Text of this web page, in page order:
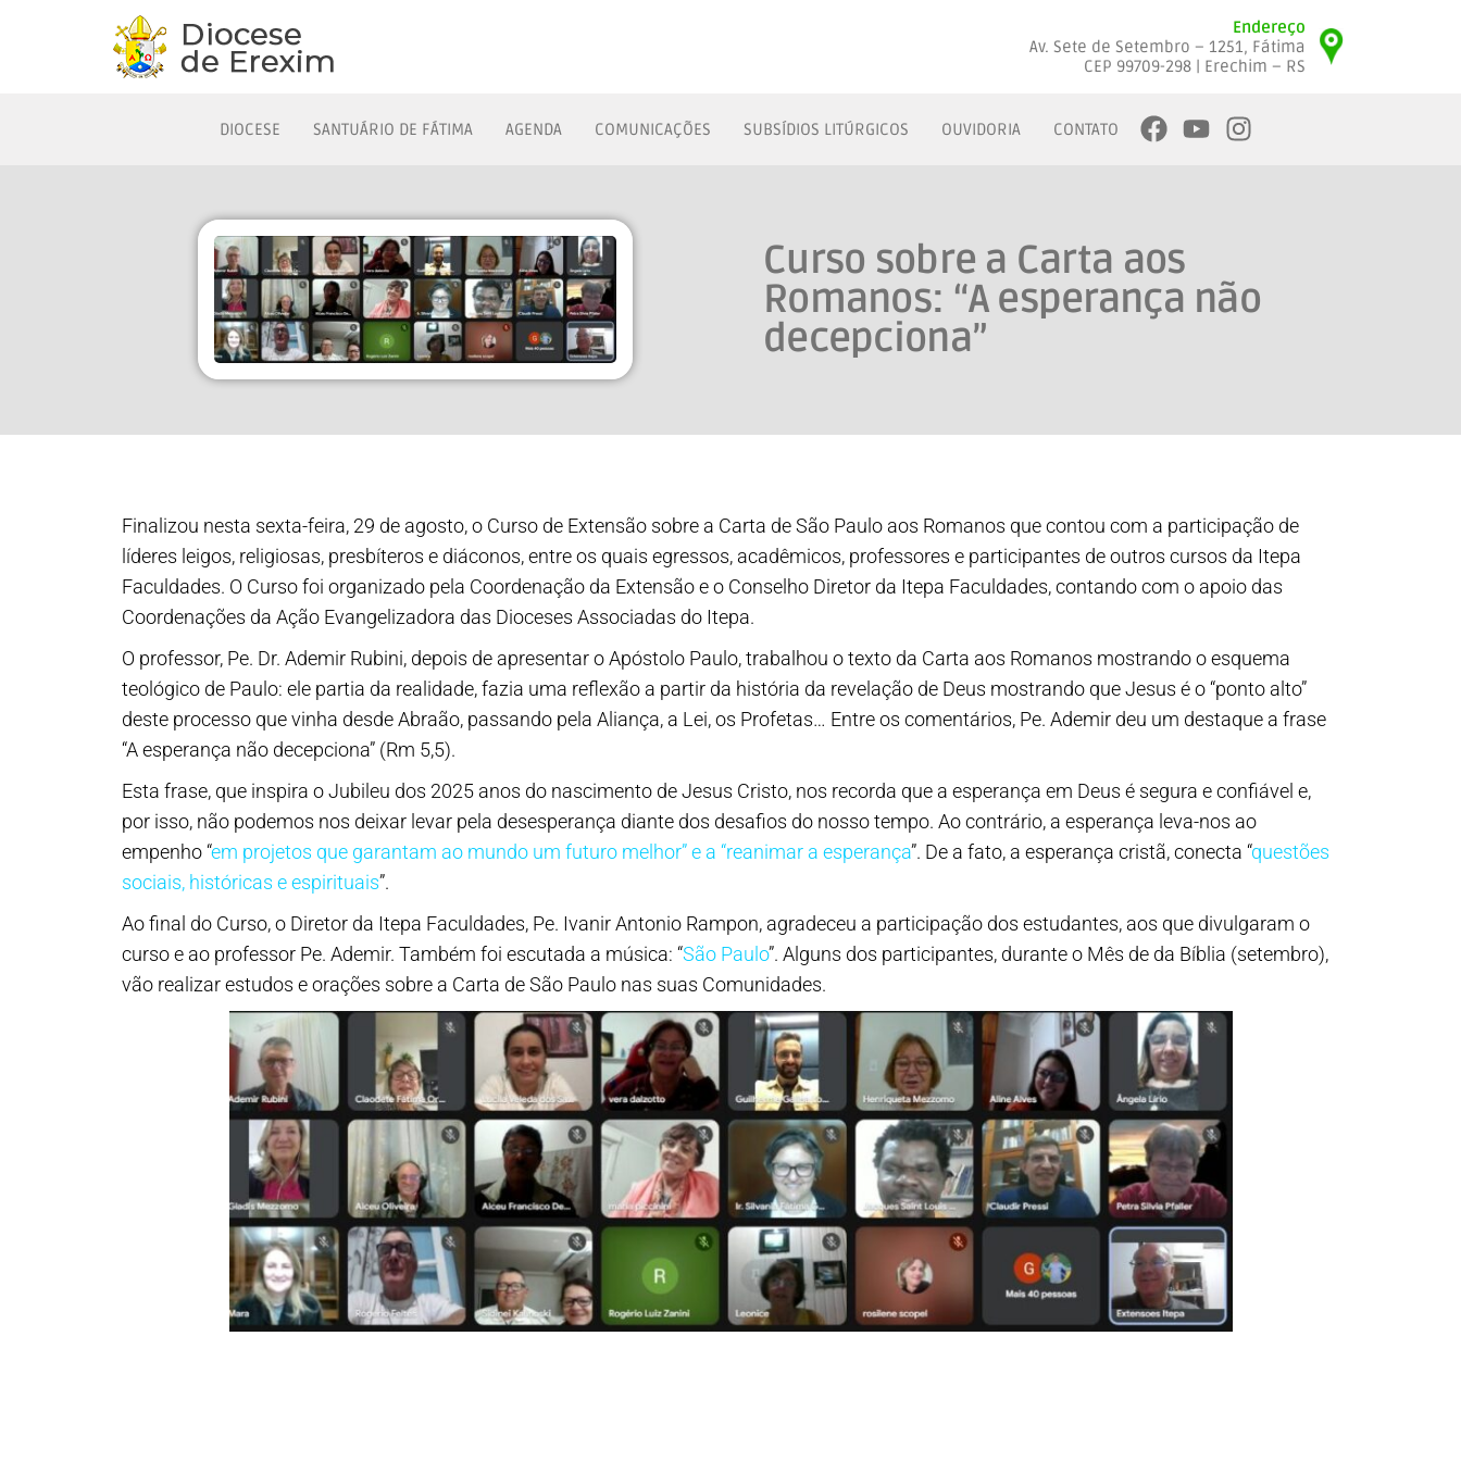
Endereço
Av. Sete de Setembro – 1251, Fátima
CEP 99709-298 | Erechim – RS
DIOCESE SANTUÁRIO DE FÁTIMA AGENDA COMUNICAÇÕES SUBSÍDIOS LITÚRGICOS OUVIDORIA CONTATO
Curso sobre a Carta aos
Romanos: “A esperança não
decepciona”
Finalizou nesta sexta-feira, 29 de agosto, o Curso de Extensão sobre a Carta de São Paulo aos Romanos que contou com a participação de
líderes leigos, religiosas, presbíteros e diáconos, entre os quais egressos, acadêmicos, professores e participantes de outros cursos da Itepa
Faculdades. O Curso foi organizado pela Coordenação da Extensão e o Conselho Diretor da Itepa Faculdades, contando com o apoio das
Coordenações da Ação Evangelizadora das Dioceses Associadas do Itepa.
O professor, Pe. Dr. Ademir Rubini, depois de apresentar o Apóstolo Paulo, trabalhou o texto da Carta aos Romanos mostrando o esquema
teológico de Paulo: ele partia da realidade, fazia uma reflexão a partir da história da revelação de Deus mostrando que Jesus é o “ponto alto”
deste processo que vinha desde Abraão, passando pela Aliança, a Lei, os Profetas… Entre os comentários, Pe. Ademir deu um destaque a frase
“A esperança não decepciona” (Rm 5,5).
Esta frase, que inspira o Jubileu dos 2025 anos do nascimento de Jesus Cristo, nos recorda que a esperança em Deus é segura e confiável e,
por isso, não podemos nos deixar levar pela desesperança diante dos desafios do nosso tempo. Ao contrário, a esperança leva-nos ao
empenho “em projetos que garantam ao mundo um futuro melhor” e a “reanimar a esperança”. De a fato, a esperança cristã, conecta “questões
sociais, históricas e espirituais”.
Ao final do Curso, o Diretor da Itepa Faculdades, Pe. Ivanir Antonio Rampon, agradeceu a participação dos estudantes, aos que divulgaram o
curso e ao professor Pe. Ademir. Também foi escutada a música: “São Paulo”. Alguns dos participantes, durante o Mês de da Bíblia (setembro),
vão realizar estudos e orações sobre a Carta de São Paulo nas suas Comunidades.